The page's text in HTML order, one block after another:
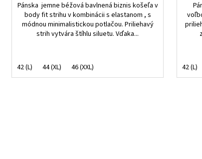
Pánska jemne béžová bavlnená biznis košeľa v
body fit strihu v kombinácii s elastanom , s
módnou minimalistickou potlačou. Priliehavý
strih vytvára štíhlu siluetu. Vďaka...
42 (L) 44 (XL) 46 (XXL) 42 (L)